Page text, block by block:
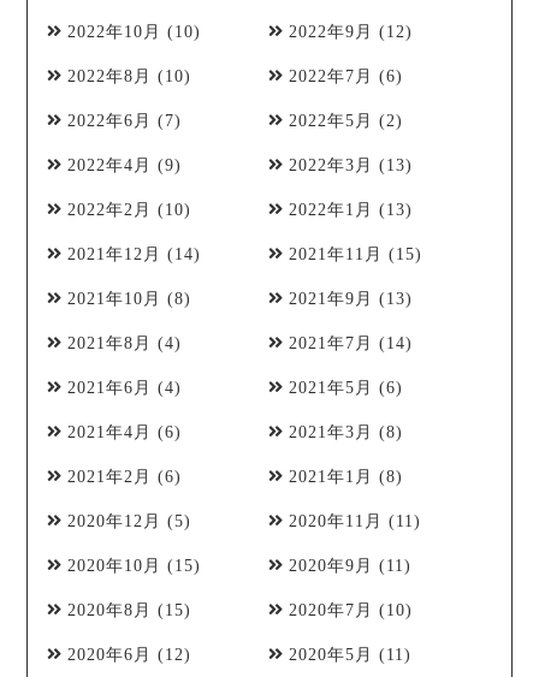
2022年10月 (10) 2022年9月 (12)
2022年8月 (10) 2022年7月 (6)
2022年6月 (7) 2022年5月 (2)
2022年4月 (9) 2022年3月 (13)
2022年2月 (10) 2022年1月 (13)
2021年12月 (14) 2021年11月 (15)
2021年10月 (8) 2021年9月 (13)
2021年8月 (4) 2021年7月 (14)
2021年6月 (4) 2021年5月 (6)
2021年4月 (6) 2021年3月 (8)
2021年2月 (6) 2021年1月 (8)
2020年12月 (5) 2020年11月 (11)
2020年10月 (15) 2020年9月 (11)
2020年8月 (15) 2020年7月 (10)
2020年6月 (12) 2020年5月 (11)